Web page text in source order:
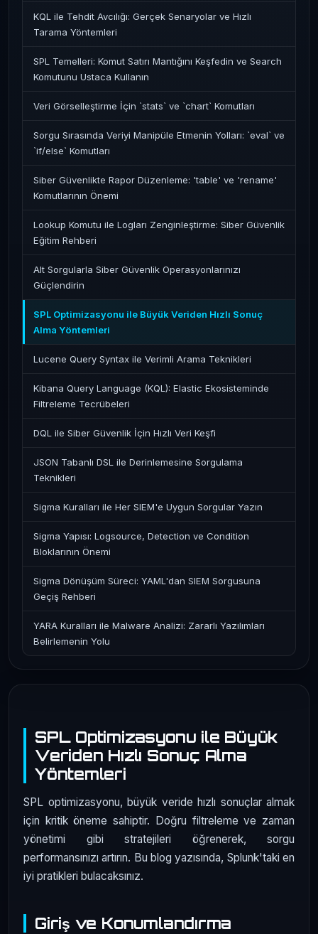
SPL Optimizasyonu ile Büyük
Veriden Hızlı Sonuç Alma
Yöntemleri
SPL optimizasyonu, büyük veride hızlı sonuçlar almak
için kritik öneme sahiptir. Doğru filtreleme ve zaman
yönetimi gibi stratejileri öğrenerek, sorgu
performansınızı artırın. Bu blog yazısında, Splunk'taki en
iyi pratikleri bulacaksınız.
Giriş ve Konumlandırma
KQL ile Tehdit Avcılığı: Gerçek Senaryolar ve Hızlı
Tarama Yöntemleri
SPL Temelleri: Komut Satırı Mantığını Keşfedin ve Search
Komutunu Ustaca Kullanın
Veri Görselleştirme İçin `stats` ve `chart` Komutları
Sorgu Sırasında Veriyi Manipüle Etmenin Yolları: `eval` ve
`if/else` Komutları
Siber Güvenlikte Rapor Düzenleme: 'table' ve 'rename'
Komutlarının Önemi
Lookup Komutu ile Logları Zenginleştirme: Siber Güvenlik
Eğitim Rehberi
Alt Sorgularla Siber Güvenlik Operasyonlarınızı
Güçlendirin
SPL Optimizasyonu ile Büyük Veriden Hızlı Sonuç
Alma Yöntemleri
Lucene Query Syntax ile Verimli Arama Teknikleri
Kibana Query Language (KQL): Elastic Ekosisteminde
Filtreleme Tecrübeleri
DQL ile Siber Güvenlik İçin Hızlı Veri Keşfi
JSON Tabanlı DSL ile Derinlemesine Sorgulama
Teknikleri
Sigma Kuralları ile Her SIEM'e Uygun Sorgular Yazın
Sigma Yapısı: Logsource, Detection ve Condition
Bloklarının Önemi
Sigma Dönüşüm Süreci: YAML'dan SIEM Sorgusuna
Geçiş Rehberi
YARA Kuralları ile Malware Analizi: Zararlı Yazılımları
Belirlemenin Yolu